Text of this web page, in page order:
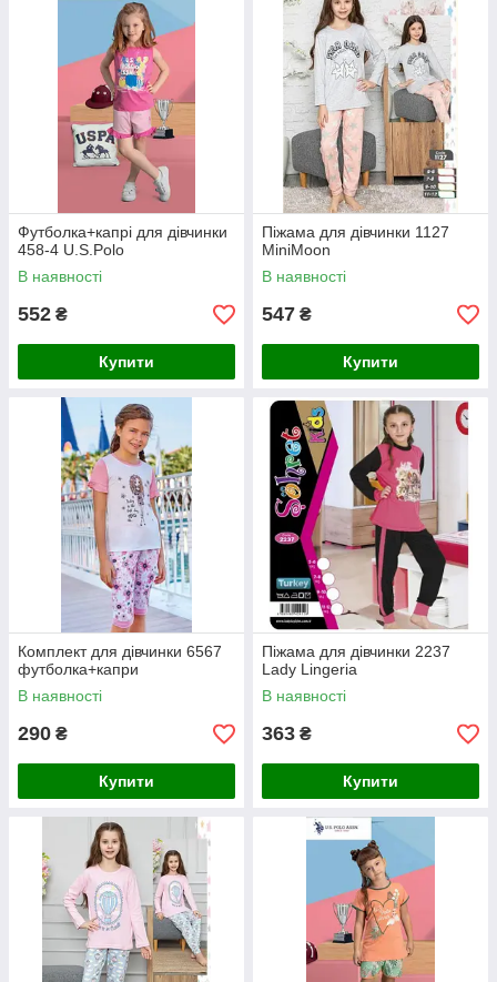
Футболка+капрі для дівчинки
458-4 U.S.Polo
В наявності
552 ₴
Купити
Піжама для дівчинки 1127
MiniMoon
В наявності
547 ₴
Купити
Комплект для дівчинки 6567
футболка+капри
В наявності
290 ₴
Купити
Піжама для дівчинки 2237
Lady Lingeria
В наявності
363 ₴
Купити